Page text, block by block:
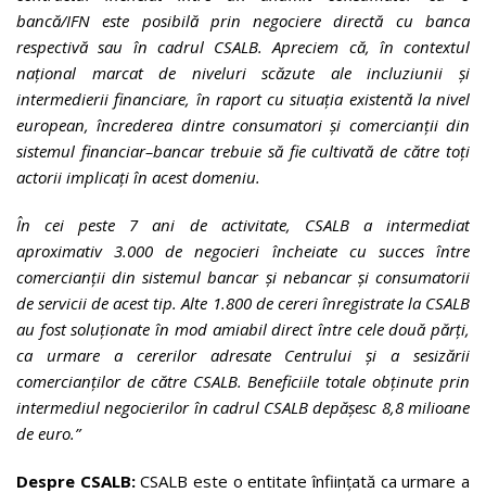
bancă/IFN este posibilă prin negociere directă cu banca
respectivă sau în cadrul CSALB. Apreciem că, în contextul
național marcat de niveluri scăzute ale incluziunii și
intermedierii financiare, în raport cu situația existentă la nivel
european, încrederea dintre consumatori și comercianții din
sistemul financiar–bancar trebuie să fie cultivată de către toți
actorii implicați în acest domeniu.
În cei peste 7 ani de activitate, CSALB a intermediat
aproximativ 3.000 de negocieri încheiate cu succes între
comercianții din sistemul bancar și nebancar și consumatorii
de servicii de acest tip. Alte 1.800 de cereri înregistrate la CSALB
au fost soluționate în mod amiabil direct între cele două părți,
ca urmare a cererilor adresate Centrului și a sesizării
comercianților de către CSALB. Beneficiile totale obținute prin
intermediul negocierilor în cadrul CSALB depășesc 8,8 milioane
de euro.”
Despre CSALB:CSALB este o entitate înființată ca urmare a